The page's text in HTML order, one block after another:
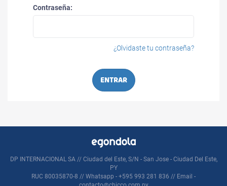
Contraseña:
¿Olvidaste tu contraseña?
ENTRAR
DP INTERNACIONAL SA // Ciudad del Este, S/N - San Jose - Ciudad Del Este,
PY
RUC 80035870-8 // Whatsapp - +595 993 281 836 // Email -